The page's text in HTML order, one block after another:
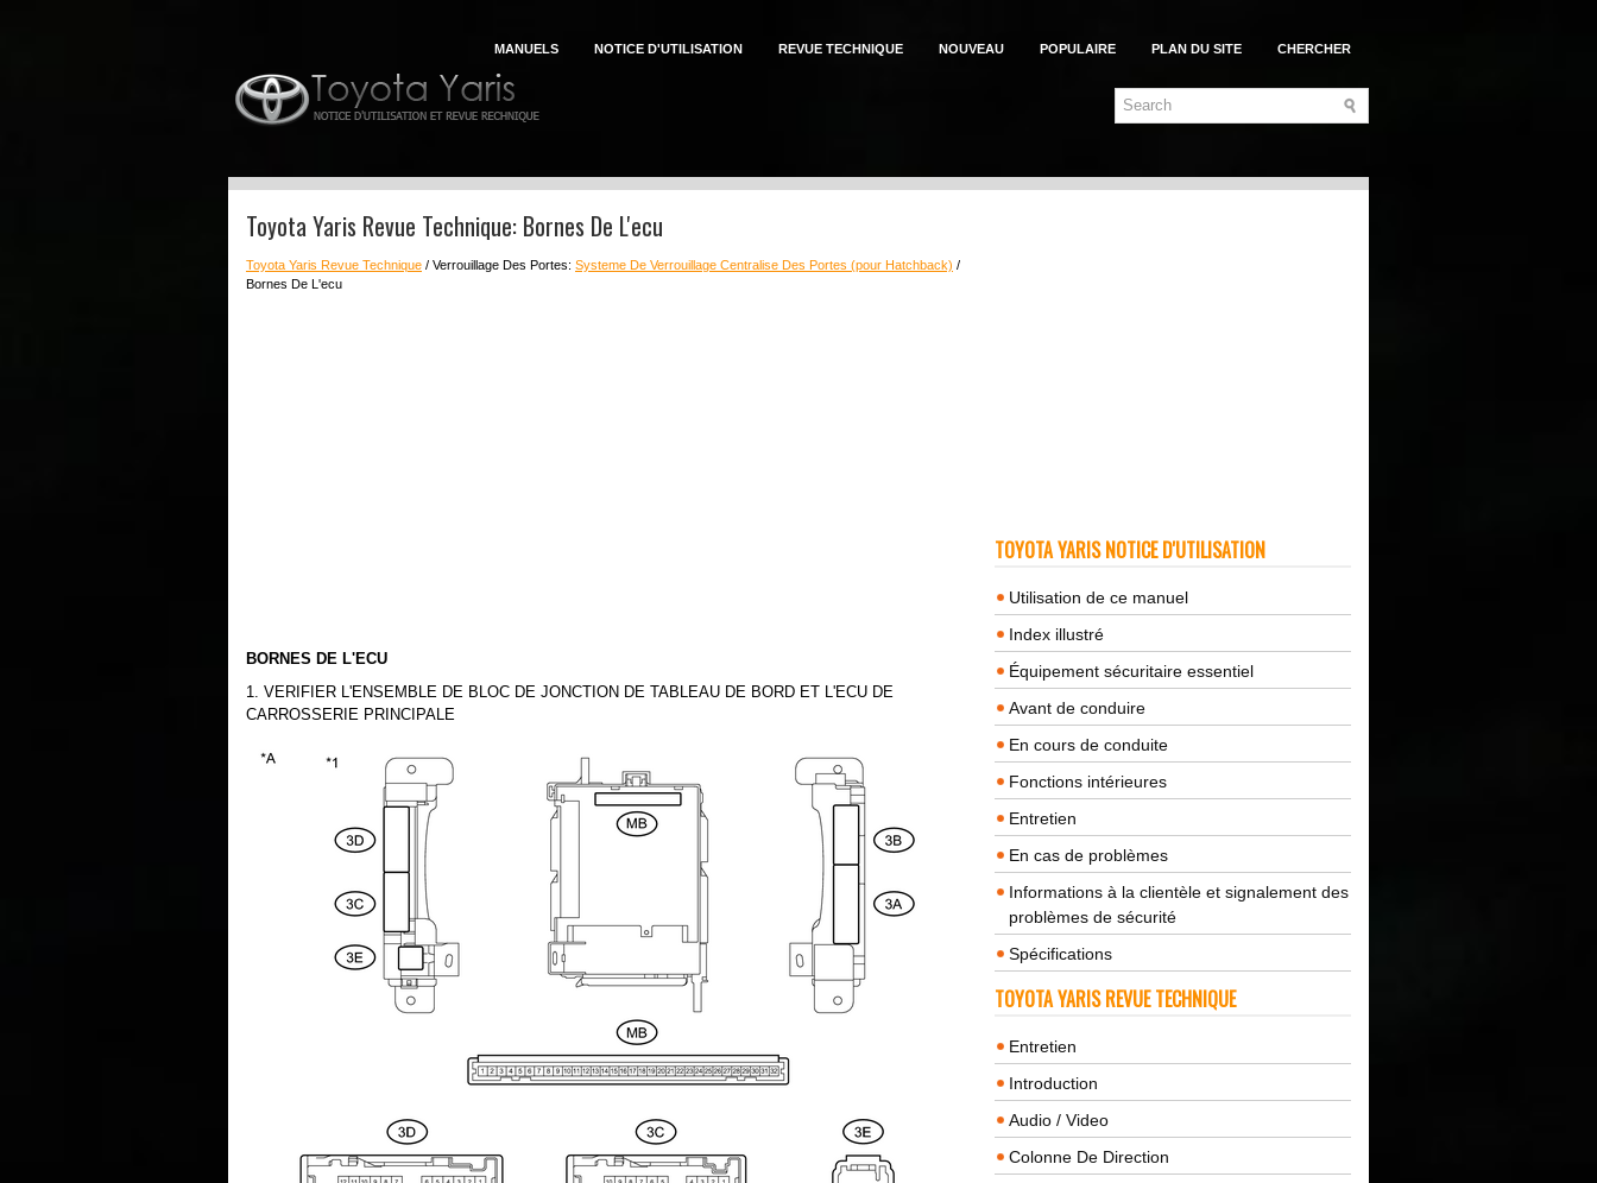
MANUELS NOTICE D'UTILISATION REVUE TECHNIQUE NOUVEAU POPULAIRE PLAN DU SITE CHERCHER
Toyota Yaris Revue Technique: Bornes De L'ecu
Toyota Yaris Revue Technique / Verrouillage Des Portes: Systeme De Verrouillage Centralise Des Portes (pour Hatchback) /
Bornes De L'ecu
BORNES DE L'ECU
1. VERIFIER L'ENSEMBLE DE BLOC DE JONCTION DE TABLEAU DE BORD ET L'ECU DE
CARROSSERIE PRINCIPALE
TOYOTA YARIS NOTICE D'UTILISATION
Utilisation de ce manuel
Index illustré
Équipement sécuritaire essentiel
Avant de conduire
En cours de conduite
Fonctions intérieures
Entretien
En cas de problèmes
Informations à la clientèle et signalement des
problèmes de sécurité
Spécifications
TOYOTA YARIS REVUE TECHNIQUE
Entretien
Introduction
Audio / Video
Colonne De Direction